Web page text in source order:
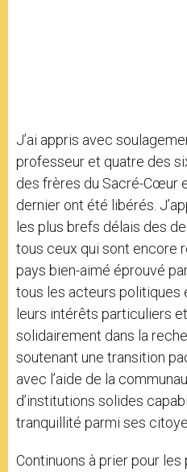
J’ai appris avec
professeur et quatre des
des frères du Sacré-Cœur
dernier ont été libérés.
les plus brefs délais des
tous ceux qui sont encore
pays bien-aimé éprouvé
tous les acteurs politiques
leurs intérêts particuliers
solidairement dans la
soutenant une transition
avec l’aide de la
d’institutions solides
tranquillité parmi ses
Continuons à prier pour